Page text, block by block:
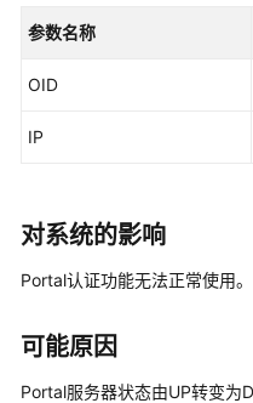
为
公
共
操
华
为
参数名称
OID
IP
对系统的影响
Portal认证功能无法正常使用。
可能原因
Portal服务器状态由UP转变为